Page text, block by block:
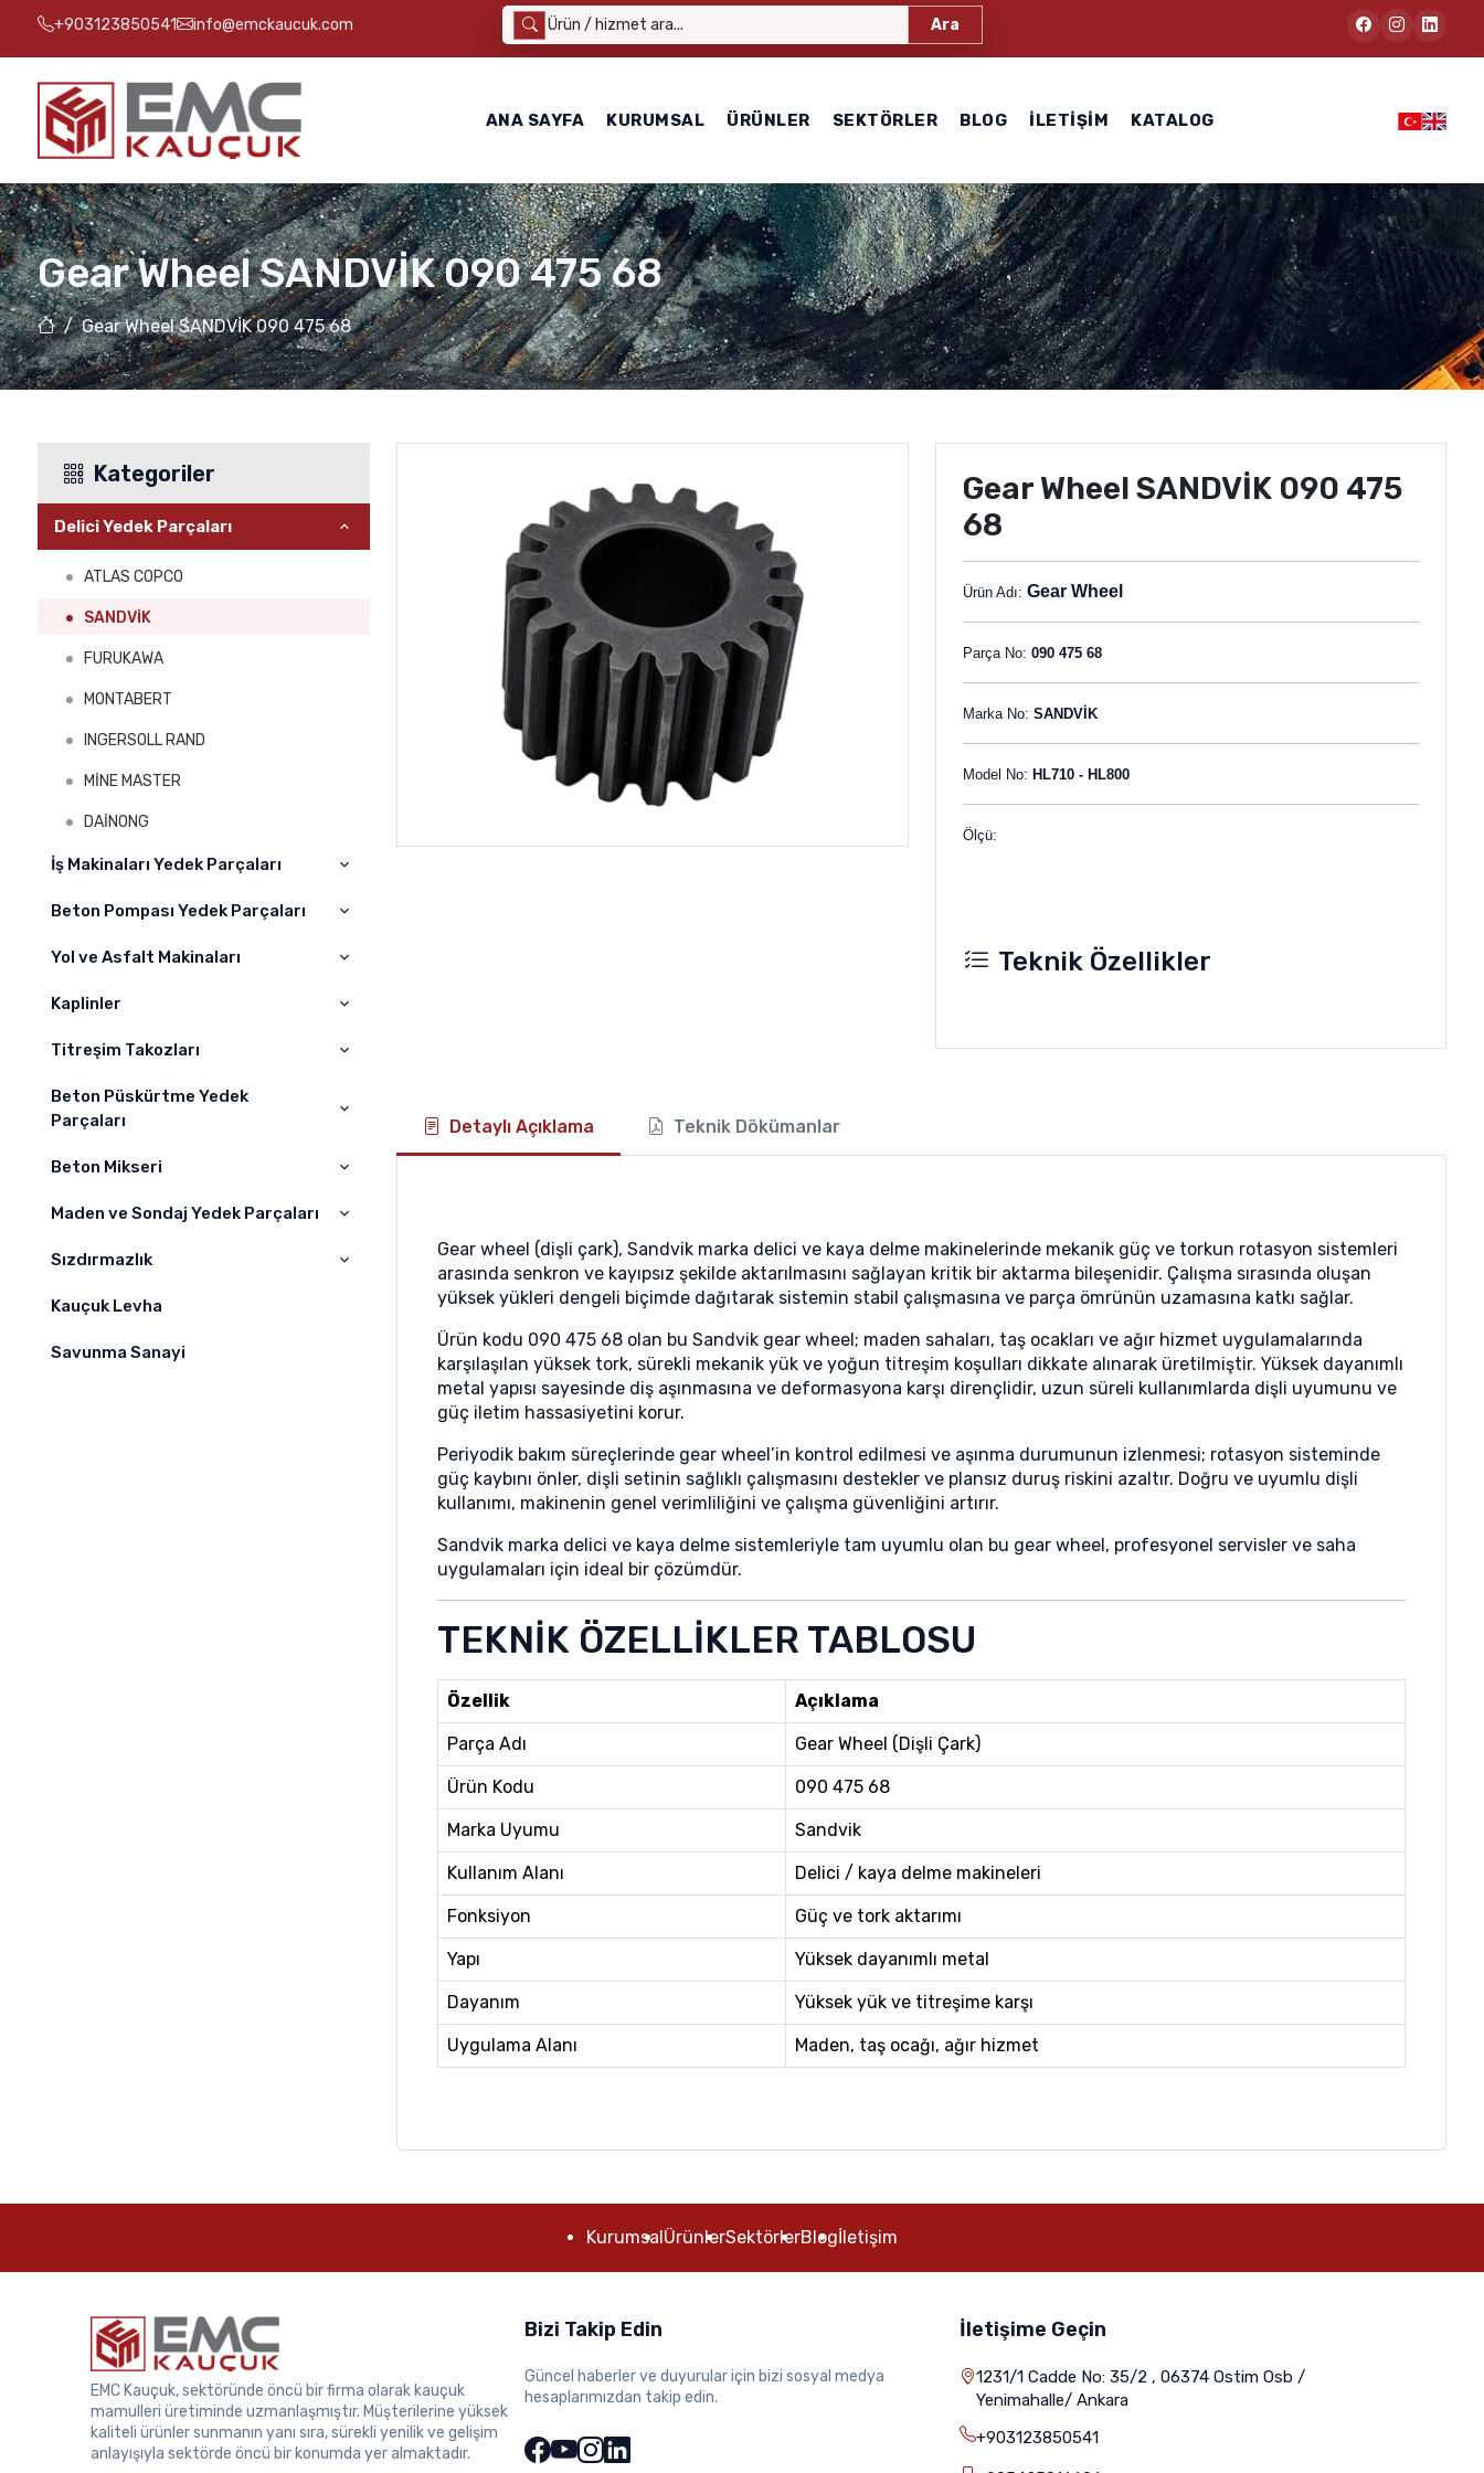
+903123850541 info@emckaucuk.com Ara
ANA SAYFA KURUMSAL ÜRÜNLER SEKTÖRLER BLOG İLETIŞIM KATALOG
Gear Wheel SANDVİK 090 475 68
Gear Wheel SANDVİK 090 475 68
Kategoriler
Delici Yedek Parçaları
ATLAS COPCO
SANDVİK
FURUKAWA
MONTABERT
INGERSOLL RAND
MİNE MASTER
DAİNONG
İş Makinaları Yedek Parçaları
Cat
Komatsu
Volvo
Hyundai
Liebherr
Case
Beton Pompası Yedek Parçaları
CIFA
ELBA
SCHWİNG
PUTZMEİSTER
SERMAC
ZOOMLION
Yol ve Asfalt Makinaları
WOGOLE
BOMAG
DYNAPAC
Kaplinler
A – AS Kaplin
Kaplin
Titreşim Takozları
Titreşim Takoz
Beton Püskürtme Yedek
Parçaları
Kelepçeler
Nozullar
Difüzörler
Beton Mikseri
Beton Mikseri
Maden ve Sondaj Yedek Parçaları
Maden Yedek Parçaları
Sondaj Yedek Parçaları
Sızdırmazlık
O-Ring Grubu
Yağ Keçeleri
Kauçuk Levha
Savunma Sanayi
Gear Wheel SANDVİK 090 475
68
Ürün Adı: Gear Wheel
Parça No: 090 475 68
Marka No: SANDVİK
Model No: HL710 - HL800
Ölçü:
Teknik Özellikler
Detaylı Açıklama Teknik Dökümanlar
Gear wheel (dişli çark), Sandvik marka delici ve kaya delme makinelerinde mekanik güç ve torkun rotasyon sistemleri
arasında senkron ve kayıpsız şekilde aktarılmasını sağlayan kritik bir aktarma bileşenidir. Çalışma sırasında oluşan
yüksek yükleri dengeli biçimde dağıtarak sistemin stabil çalışmasına ve parça ömrünün uzamasına katkı sağlar.
Ürün kodu 090 475 68 olan bu Sandvik gear wheel; maden sahaları, taş ocakları ve ağır hizmet uygulamalarında
karşılaşılan yüksek tork, sürekli mekanik yük ve yoğun titreşim koşulları dikkate alınarak üretilmiştir. Yüksek dayanımlı
metal yapısı sayesinde diş aşınmasına ve deformasyona karşı dirençlidir, uzun süreli kullanımlarda dişli uyumunu ve
güç iletim hassasiyetini korur.
Periyodik bakım süreçlerinde gear wheel’in kontrol edilmesi ve aşınma durumunun izlenmesi; rotasyon sisteminde
güç kaybını önler, dişli setinin sağlıklı çalışmasını destekler ve plansız duruş riskini azaltır. Doğru ve uyumlu dişli
kullanımı, makinenin genel verimliliğini ve çalışma güvenliğini artırır.
Sandvik marka delici ve kaya delme sistemleriyle tam uyumlu olan bu gear wheel, profesyonel servisler ve saha
uygulamaları için ideal bir çözümdür.
TEKNİK ÖZELLİKLER TABLOSU
Özellik Açıklama
Parça Adı Gear Wheel (Dişli Çark)
Ürün Kodu 090 475 68
Marka Uyumu Sandvik
Kullanım Alanı Delici / kaya delme makineleri
Fonksiyon Güç ve tork aktarımı
Yapı Yüksek dayanımlı metal
Dayanım Yüksek yük ve titreşime karşı
Uygulama Alanı Maden, taş ocağı, ağır hizmet
KurumsalÜrünlerSektörlerBlogİletişim
EMC Kauçuk, sektöründe öncü bir firma olarak kauçuk
mamulleri üretiminde uzmanlaşmıştır. Müşterilerine yüksek
kaliteli ürünler sunmanın yanı sıra, sürekli yenilik ve gelişim
anlayışıyla sektörde öncü bir konumda yer almaktadır.
Bizi Takip Edin
Güncel haberler ve duyurular için bizi sosyal medya
hesaplarımızdan takip edin.
İletişime Geçin
1231/1 Cadde No: 35/2 , 06374 Ostim Osb /
Yenimahalle/ Ankara
+903123850541